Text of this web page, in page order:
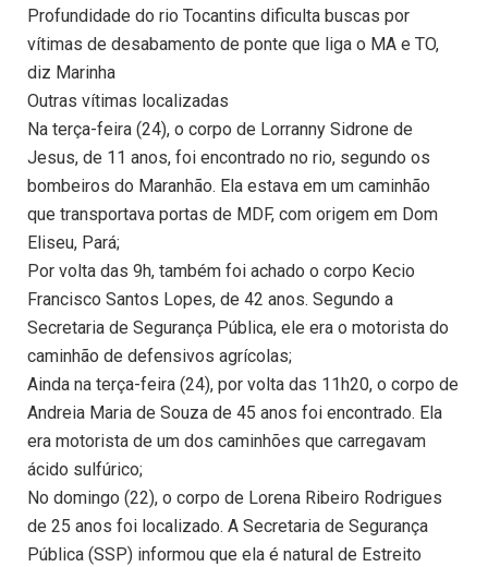
Profundidade do rio Tocantins dificulta buscas por
vítimas de desabamento de ponte que liga o MA e TO,
diz Marinha
Outras vítimas localizadas
Na terça-feira (24), o corpo de Lorranny Sidrone de
Jesus, de 11 anos, foi encontrado no rio, segundo os
bombeiros do Maranhão. Ela estava em um caminhão
que transportava portas de MDF, com origem em Dom
Eliseu, Pará;
Por volta das 9h, também foi achado o corpo Kecio
Francisco Santos Lopes, de 42 anos. Segundo a
Secretaria de Segurança Pública, ele era o motorista do
caminhão de defensivos agrícolas;
Ainda na terça-feira (24), por volta das 11h20, o corpo de
Andreia Maria de Souza de 45 anos foi encontrado. Ela
era motorista de um dos caminhões que carregavam
ácido sulfúrico;
No domingo (22), o corpo de Lorena Ribeiro Rodrigues
de 25 anos foi localizado. A Secretaria de Segurança
Pública (SSP) informou que ela é natural de Estreito